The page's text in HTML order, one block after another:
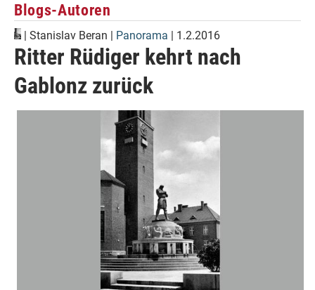
Blogs-Autoren
| Stanislav Beran | Panorama | 1.2.2016
Ritter Rüdiger kehrt nach
Gablonz zurück